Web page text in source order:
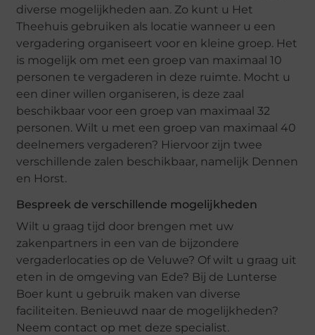
diverse mogelijkheden aan. Zo kunt u Het
Theehuis gebruiken als locatie wanneer u een
vergadering organiseert voor en kleine groep. Het
is mogelijk om met een groep van maximaal 10
personen te vergaderen in deze ruimte. Mocht u
een diner willen organiseren, is deze zaal
beschikbaar voor een groep van maximaal 32
personen. Wilt u met een groep van maximaal 40
deelnemers vergaderen? Hiervoor zijn twee
verschillende zalen beschikbaar, namelijk Dennen
en Horst.
Bespreek de verschillende mogelijkheden
Wilt u graag tijd door brengen met uw
zakenpartners in een van de bijzondere
vergaderlocaties op de Veluwe? Of wilt u graag uit
eten in de omgeving van Ede? Bij de Lunterse
Boer kunt u gebruik maken van diverse
faciliteiten. Benieuwd naar de mogelijkheden?
Neem contact op met deze specialist.